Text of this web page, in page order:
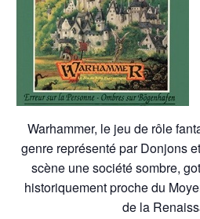
Warhammer, le jeu de rôle
genre représenté par Donjons
scène une société sombre,
historiquement proche du
de la